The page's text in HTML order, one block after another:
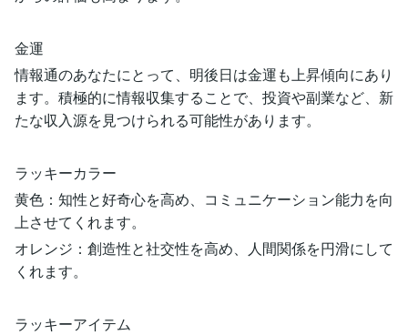
金運
情報通のあなたにとって、明後日は金運も上昇傾向にあり
ます。積極的に情報収集することで、投資や副業など、新
たな収入源を見つけられる可能性があります。
ラッキーカラー
黄色：知性と好奇心を高め、コミュニケーション能力を向
上させてくれます。
オレンジ：創造性と社交性を高め、人間関係を円滑にして
くれます。
ラッキーアイテム